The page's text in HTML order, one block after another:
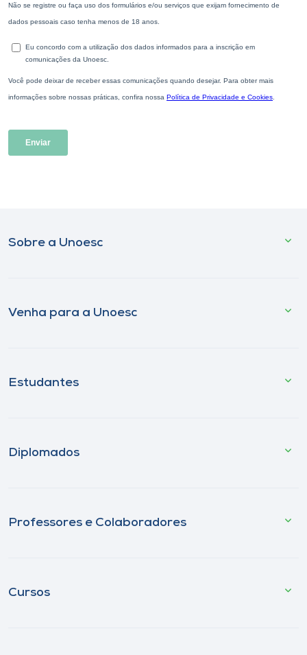
Sobre a Unoesc
Venha para a Unoesc
Estudantes
Diplomados
Professores e Colaboradores
Cursos